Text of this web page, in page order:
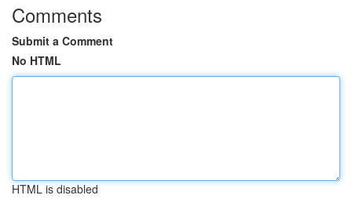
Comments
Submit a Comment
No HTML
HTML is disabled